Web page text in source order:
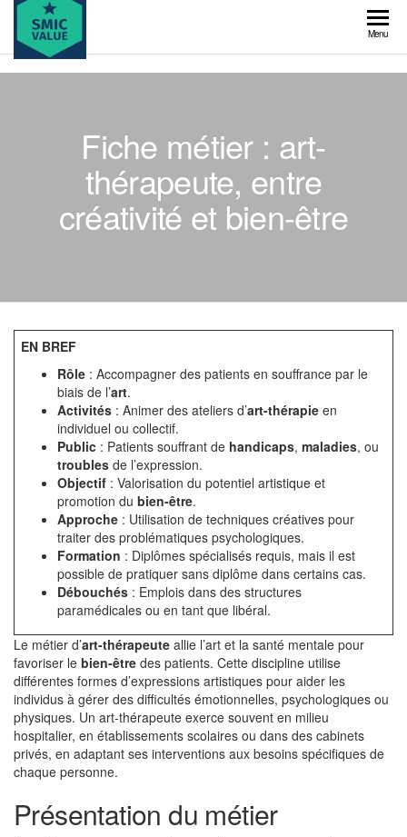
Skip
the
content
value
Menu
Fiche métier : art-
thérapeute, entre
créativité et bien-être
EN BREF
Rôle : Accompagner des patients en souffrance par le
biais de l’art.
Activités : Animer des ateliers d’art-thérapie en
individuel ou collectif.
Public : Patients souffrant de handicaps, maladies, ou
troubles de l’expression.
Objectif : Valorisation du potentiel artistique et
promotion du bien-être.
Approche : Utilisation de techniques créatives pour
traiter des problématiques psychologiques.
Formation : Diplômes spécialisés requis, mais il est
possible de pratiquer sans diplôme dans certains cas.
Débouchés : Emplois dans des structures
paramédicales ou en tant que libéral.
Le métier d’art-thérapeute allie l’art et la santé mentale pour
favoriser le bien-être des patients. Cette discipline utilise
différentes formes d’expressions artistiques pour aider les
individus à gérer des difficultés émotionnelles, psychologiques ou
physiques. Un art-thérapeute exerce souvent en milieu
hospitalier, en établissements scolaires ou dans des cabinets
privés, en adaptant ses interventions aux besoins spécifiques de
chaque personne.
Présentation du métier